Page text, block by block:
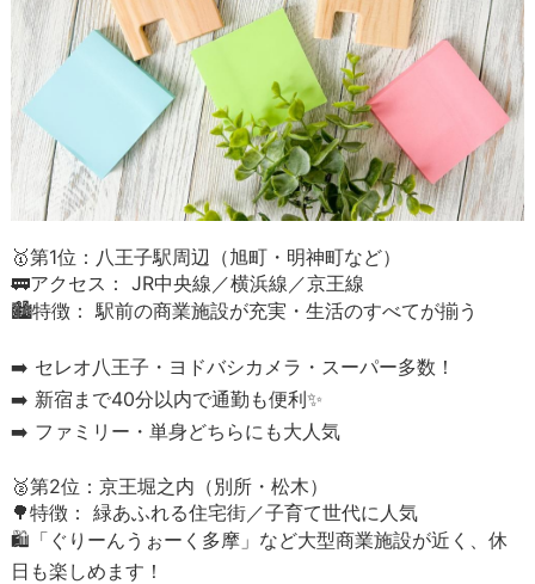
🥇第1位：八王子駅周辺（旭町・明神町など）
🚃アクセス： JR中央線／横浜線／京王線
🏙️特徴： 駅前の商業施設が充実・生活のすべてが揃う
➡️ セレオ八王子・ヨドバシカメラ・スーパー多数！
➡️ 新宿まで40分以内で通勤も便利✨
➡️ ファミリー・単身どちらにも大人気
🥈第2位：京王堀之内（別所・松木）
🌳特徴： 緑あふれる住宅街／子育て世代に人気
🛍️「ぐりーんうぉーく多摩」など大型商業施設が近く、休
日も楽しめます！